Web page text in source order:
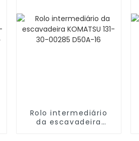
Rolo intermediário
da escavadeira